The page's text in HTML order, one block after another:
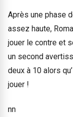
Après une phase
assez haute,
jouer le contre et
un second
deux à 10 alors
jouer !
nn